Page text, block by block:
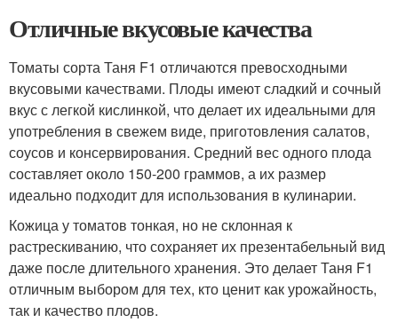
Отличные вкусовые качества
Томаты сорта Таня F1 отличаются превосходными
вкусовыми качествами. Плоды имеют сладкий и сочный
вкус с легкой кислинкой, что делает их идеальными для
употребления в свежем виде, приготовления салатов,
соусов и консервирования. Средний вес одного плода
составляет около 150-200 граммов, а их размер
идеально подходит для использования в кулинарии.
Кожица у томатов тонкая, но не склонная к
растрескиванию, что сохраняет их презентабельный вид
даже после длительного хранения. Это делает Таня F1
отличным выбором для тех, кто ценит как урожайность,
так и качество плодов.